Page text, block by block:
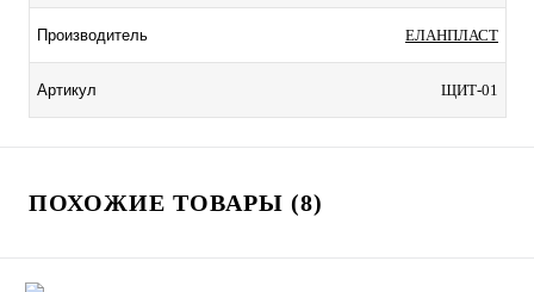
Производитель ЕЛАНПЛАСТ
Артикул ЩИТ-01
ПОХОЖИЕ ТОВАРЫ (8)